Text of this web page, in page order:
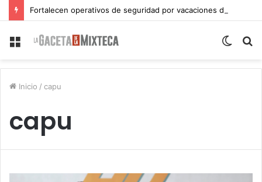
Menu
Switch
Inicio / capu
capu